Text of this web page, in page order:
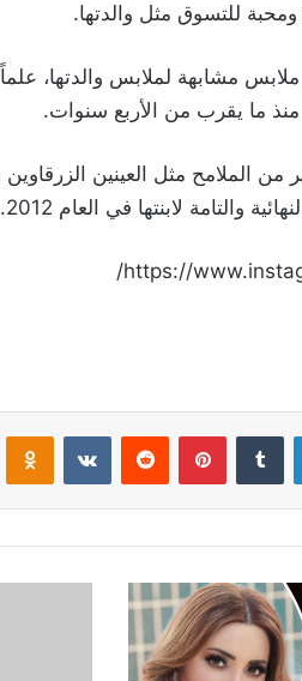
للتسوق مثل والدتها.
ملابس مشابهة لملابس والدتها،
من الملامح مثل العينين
والتامة لابنتها في العام 2012.
https://
لينكدإن بينتيريست